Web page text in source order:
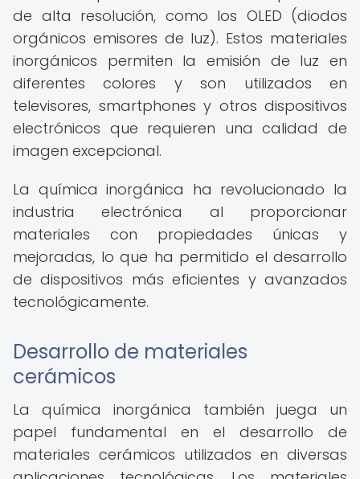
de alta resolución, como los OLED (diodos
orgánicos emisores de luz). Estos materiales
inorgánicos permiten la emisión de luz en
diferentes colores y son utilizados en
televisores, smartphones y otros dispositivos
electrónicos que requieren una calidad de
imagen excepcional.
La química inorgánica ha revolucionado la
industria electrónica al proporcionar
materiales con propiedades únicas y
mejoradas, lo que ha permitido el desarrollo
de dispositivos más eficientes y avanzados
tecnológicamente.
Desarrollo de materiales
cerámicos
La química inorgánica también juega un
papel fundamental en el desarrollo de
materiales cerámicos utilizados en diversas